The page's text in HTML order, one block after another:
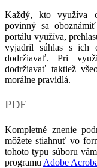
Každý, kto využíva
povinný sa
portálu využíva,
vyjadril súhlas s ich
dodržiavať. Pri
dodržiavať taktiež
morálne pravidlá.
PDF
Kompletné znenie
môžete stiahnuť vo
tohoto typu súboru
programu Adobe